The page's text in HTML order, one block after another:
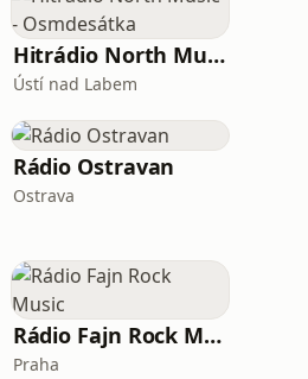
Hitrádio North Music - Osmdesátka
Ústí nad Labem
Rádio Ostravan
Ostrava
Rádio Fajn Rock Music
Praha